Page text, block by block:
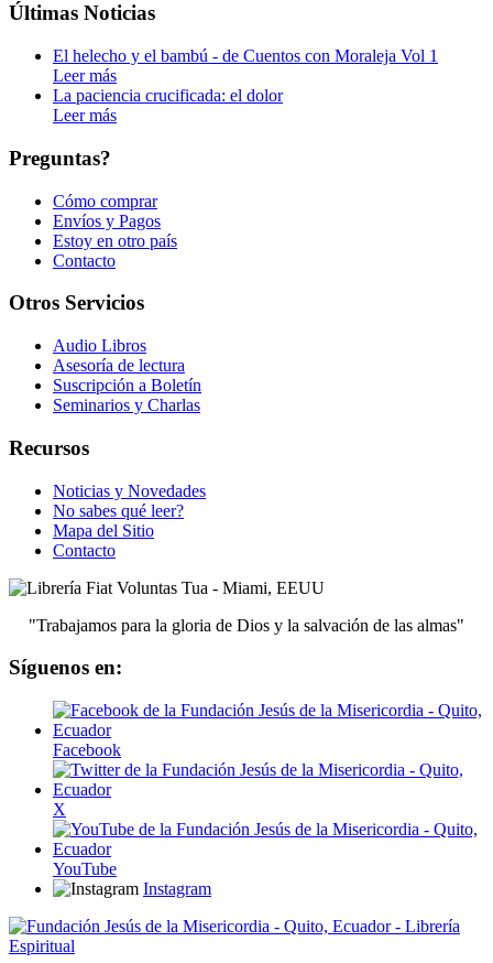
Últimas Noticias
El helecho y el bambú - de Cuentos con Moraleja Vol 1
Leer más
La paciencia crucificada: el dolor
Leer más
Preguntas?
Cómo comprar
Envíos y Pagos
Estoy en otro país
Contacto
Otros Servicios
Audio Libros
Asesoría de lectura
Suscripción a Boletín
Seminarios y Charlas
Recursos
Noticias y Novedades
No sabes qué leer?
Mapa del Sitio
Contacto
"Trabajamos para la gloria de Dios y la salvación de las almas"
Síguenos en:
Facebook
X
YouTube
Instagram